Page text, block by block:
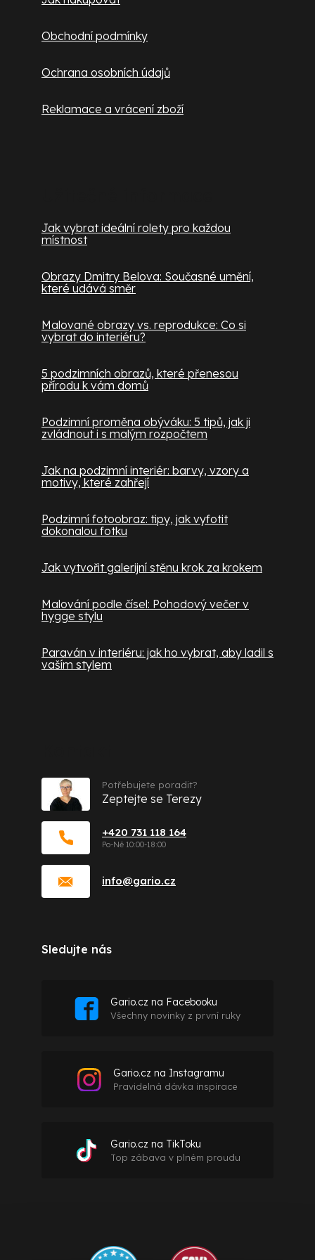
Obchodní podmínky
Ochrana osobních údajů
Reklamace a vrácení zboží
Jak vybrat ideální rolety pro každou
místnost
Obrazy Dmitry Belova: Současné umění,
které udává směr
Malované obrazy vs. reprodukce: Co si
vybrat do interiéru?
5 podzimních obrazů, které přenesou
přírodu k vám domů
Podzimní proměna obýváku: 5 tipů, jak ji
zvládnout i s malým rozpočtem
Jak na podzimní interiér: barvy, vzory a
motivy, které zahřejí
Podzimní fotoobraz: tipy, jak vyfotit
dokonalou fotku
Jak vytvořit galerijní stěnu krok za krokem
Malování podle čísel: Pohodový večer v
hygge stylu
Paraván v interiéru: jak ho vybrat, aby ladil s
vaším stylem
info@gario.cz
+420 731 118 164
Potřebujete poradit?
Zeptejte se Terezy
Sledujte nás
Gario.cz na Facebooku
Všechny novinky z první ruky
Gario.cz na Instagramu
Pravidelná dávka inspirace
Gario.cz na TikToku
Top zábava v plném proudu